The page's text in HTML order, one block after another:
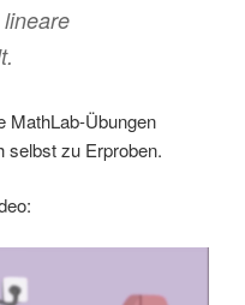
MathLab-Übungen
selbst zu Erproben.